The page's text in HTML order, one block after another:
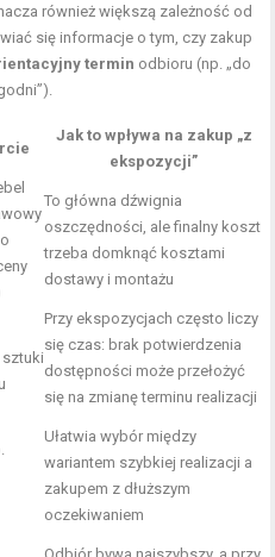
również większą zależność od
się informacje o tym, czy zakup
termin odbioru (np. „do
Jak to wpływa na zakup „z
ekspozycji”
To główna dźwignia
oszczędności, ale finalny koszt
trzeba domknąć kosztami
dostawy i montażu
Przy ekspozycjach często liczy
się czas: brak potwierdzenia
dostępności może przełożyć
się na zmianę terminu realizacji
Ułatwia wybór między
wariantem szybkiej realizacji a
zakupem z dłuższym
oczekiwaniem